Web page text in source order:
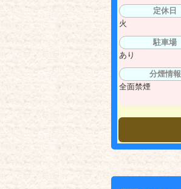
定休日
火
駐車場
あり
分煙情報
全面禁煙